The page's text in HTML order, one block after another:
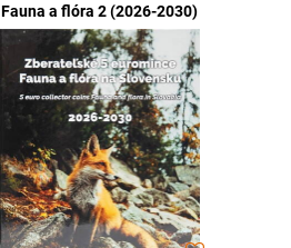
Fauna a flóra 2 (2026-2030)